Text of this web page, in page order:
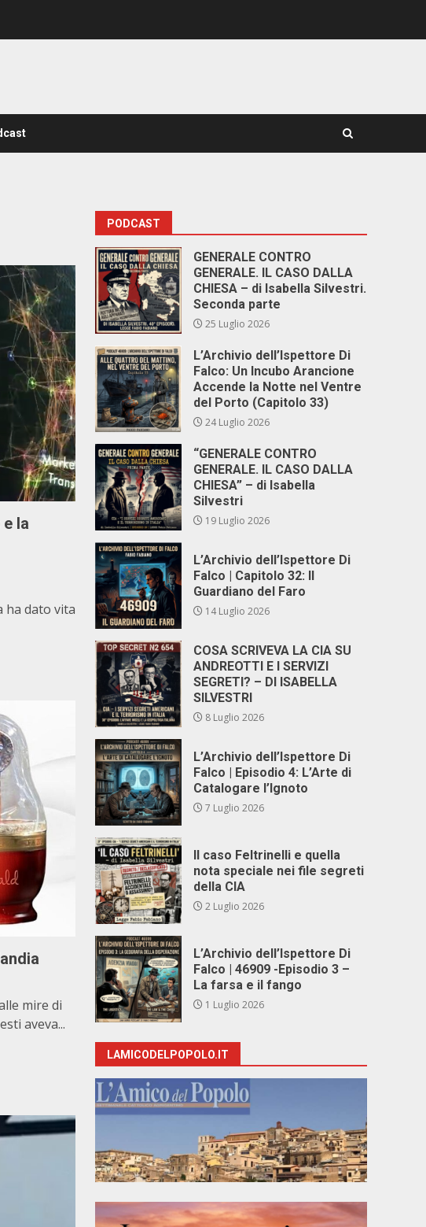
la
ha dato vita
mire di
aveva...
PODCAST
GENERALE CONTRO
GENERALE. IL CASO DALLA
CHIESA – di Isabella Silvestri.
Seconda parte
25 Luglio 2026
L’Archivio dell’Ispettore Di
Falco: Un Incubo Arancione
Accende la Notte nel Ventre
del Porto (Capitolo 33)
24 Luglio 2026
“GENERALE CONTRO
GENERALE. IL CASO DALLA
CHIESA” – di Isabella
Silvestri
19 Luglio 2026
L’Archivio dell’Ispettore Di
Falco | Capitolo 32: Il
Guardiano del Faro
14 Luglio 2026
COSA SCRIVEVA LA CIA SU
ANDREOTTI E I SERVIZI
SEGRETI? – DI ISABELLA
SILVESTRI
8 Luglio 2026
L’Archivio dell’Ispettore Di
Falco | Episodio 4: L’Arte di
Catalogare l’Ignoto
7 Luglio 2026
Il caso Feltrinelli e quella
nota speciale nei file segreti
della CIA
2 Luglio 2026
L’Archivio dell’Ispettore Di
Falco | 46909 -Episodio 3 –
La farsa e il fango
1 Luglio 2026
LAMICODELPOPOLO.IT